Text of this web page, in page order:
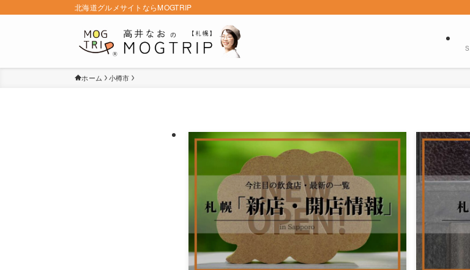
北海道グルメサイトならMOGTRIP
ホーム 小樽市